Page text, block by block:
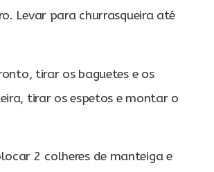
Levar para churrasqueira até
tirar os baguetes e os
tirar os espetos e montar o
2 colheres de manteiga e